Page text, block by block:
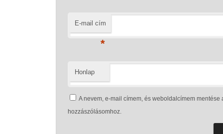
E-mail cím
*
Honlap
A nevem, e-mail címem, és weboldalcímem
hozzászólásomhoz.